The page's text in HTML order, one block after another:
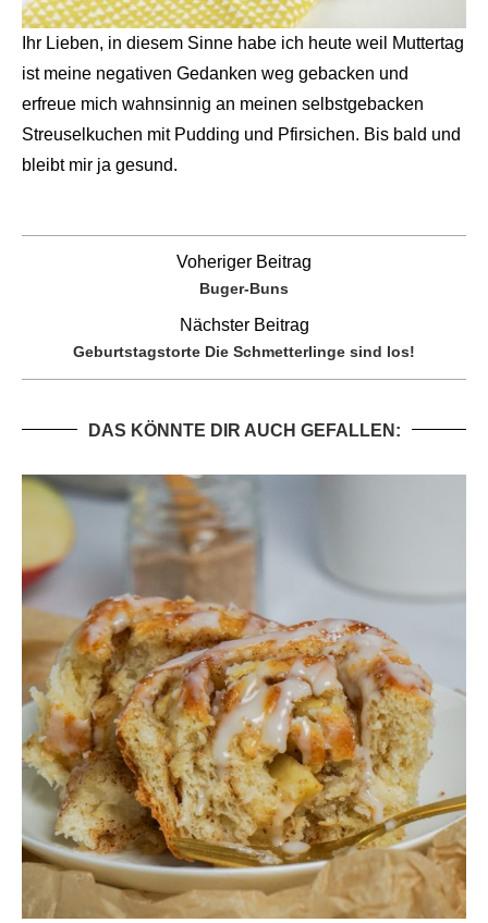
Ihr Lieben, in diesem Sinne habe ich heute weil Muttertag
ist meine negativen Gedanken weg gebacken und
erfreue mich wahnsinnig an meinen selbstgebacken
Streuselkuchen mit Pudding und Pfirsichen. Bis bald und
bleibt mir ja gesund.
Voheriger Beitrag
Buger-Buns
Nächster Beitrag
Geburtstagstorte Die Schmetterlinge sind los!
DAS KÖNNTE DIR AUCH GEFALLEN: